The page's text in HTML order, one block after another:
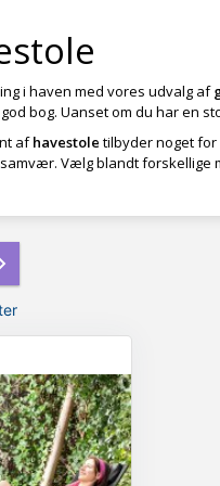
i haven med vores udvalg af
bog. Uanset om du har en
afhavestole tilbyder noget
Vælg blandt forskellige